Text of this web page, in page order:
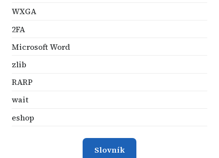
WXGA
2FA
Microsoft Word
zlib
RARP
wait
eshop
Slovník